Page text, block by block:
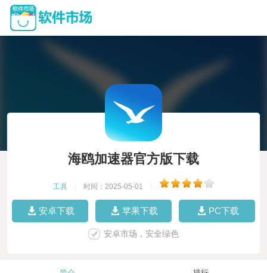
海鸥加速器官方版下载
工具 时间：2025-05-01
安卓下载 苹果下载 PC下载
安卓市场，安全绿色